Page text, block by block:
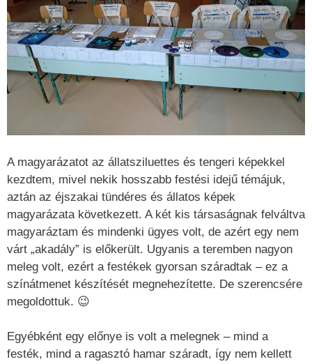
A magyarázatot az állatsziluettes és tengeri képekkel
kezdtem, mivel nekik hosszabb festési idejű témájuk,
aztán az éjszakai tündéres és állatos képek
magyarázata következett. A két kis társaságnak felváltva
magyaráztam és mindenki ügyes volt, de azért egy nem
várt „akadály” is előkerült. Ugyanis a teremben nagyon
meleg volt, ezért a festékek gyorsan száradtak – ez a
színátmenet készítését megnehezítette. De szerencsére
megoldottuk. 😉
Egyébként egy előnye is volt a melegnek – mind a
festék, mind a ragasztó hamar száradt, így nem kellett